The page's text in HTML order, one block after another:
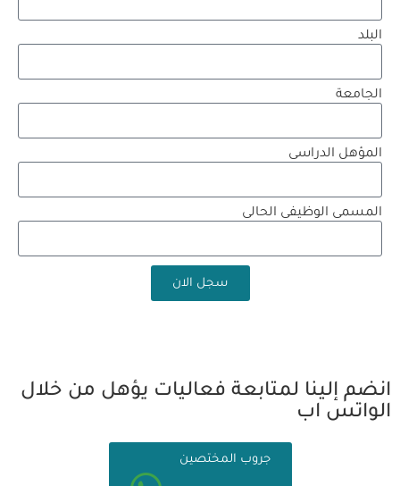
البلد
الجامعة
المؤهل الدراسى
المسمى الوظيفى الحالى
سجل الان
انضم إلينا لمتابعة فعاليات يؤهل من خلال
الواتس اب
جروب المختصين